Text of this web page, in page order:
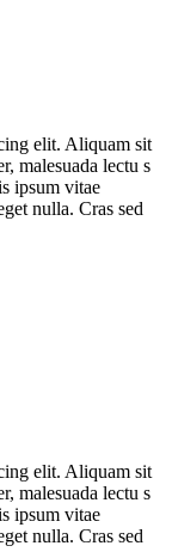
elit. Aliquam sit
malesuada lectu s
ipsum vitae
nulla. Cras sed
elit. Aliquam sit
malesuada lectu s
ipsum vitae
nulla. Cras sed